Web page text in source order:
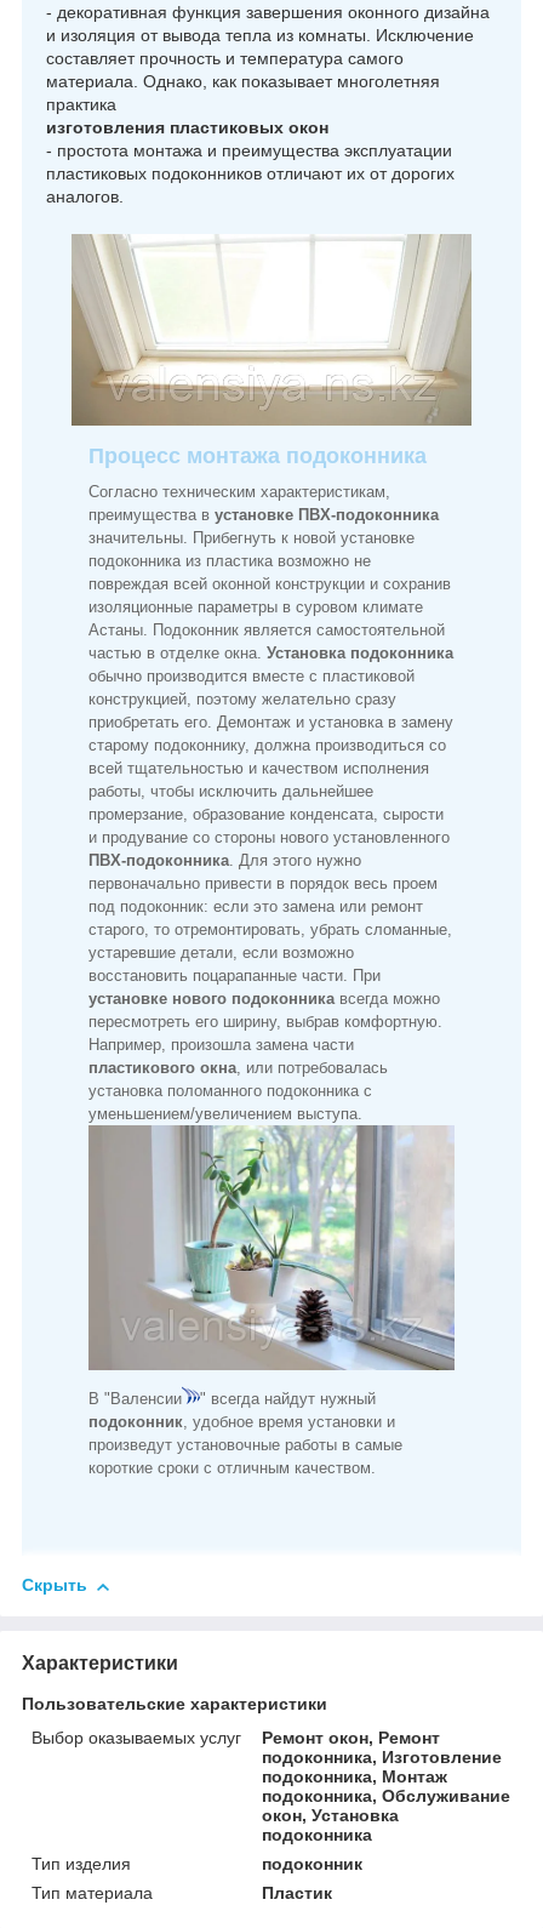
- декоративная функция завершения оконного дизайна
и изоляция от вывода тепла из комнаты. Исключение
составляет прочность и температура самого
материала. Однако, как показывает многолетняя
практика
изготовления пластиковых окон
- простота монтажа и преимущества эксплуатации
пластиковых подоконников отличают их от дорогих
аналогов.
Процесс монтажа подоконника
Согласно техническим характеристикам,
преимущества в установке ПВХ-подоконника
значительны. Прибегнуть к новой установке
подоконника из пластика возможно не
повреждая всей оконной конструкции и сохранив
изоляционные параметры в суровом климате
Астаны. Подоконник является самостоятельной
частью в отделке окна. Установка подоконника
обычно производится вместе с пластиковой
конструкцией, поэтому желательно сразу
приобретать его. Демонтаж и установка в замену
старому подоконнику, должна производиться со
всей тщательностью и качеством исполнения
работы, чтобы исключить дальнейшее
промерзание, образование конденсата, сырости
и продувание со стороны нового установленного
ПВХ-подоконника. Для этого нужно
первоначально привести в порядок весь проем
под подоконник: если это замена или ремонт
старого, то отремонтировать, убрать сломанные,
устаревшие детали, если возможно
восстановить поцарапанные части. При
установке нового подоконникавсегда можно
пересмотреть его ширину, выбрав комфортную.
Например, произошла замена части
пластикового окна, или потребовалась
установка поломанного подоконника с
уменьшением/увеличением выступа.
В "Валенсии
" всегда найдут нужный
подоконник, удобное время установки и
произведут установочные работы в самые
короткие сроки с отличным качеством.
Скрыть
Характеристики
Пользовательские характеристики
Выбор оказываемых услуг
Ремонт окон, Ремонт
подоконника, Изготовление
подоконника, Монтаж
подоконника, Обслуживание
окон, Установка
подоконника
Тип изделия
подоконник
Тип материала
Пластик